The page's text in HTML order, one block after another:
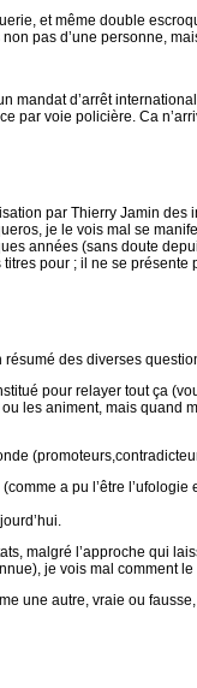
et même double
pas d’une personne,
mandat d’arrêt
par voie policière. Ca
par Thierry Jamin
je le vois mal se
années (sans doute
pour ; il ne se
des diverses
pour relayer tout ça
les animent, mais
a pu l’être
malgré l’approche qui
je vois mal comment
une autre, vraie ou